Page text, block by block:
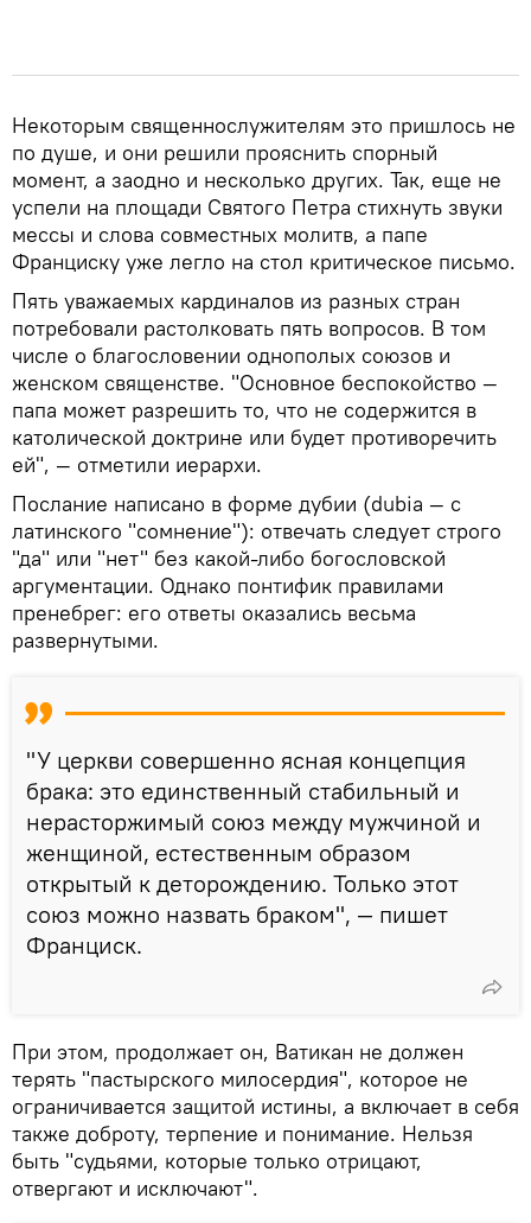
Некоторым священнослужителям это пришлось не
по душе, и они решили прояснить спорный
момент, а заодно и несколько других. Так, еще не
успели на площади Святого Петра стихнуть звуки
мессы и слова совместных молитв, а папе
Франциску уже легло на стол критическое письмо.
Пять уважаемых кардиналов из разных стран
потребовали растолковать пять вопросов. В том
числе о благословении однополых союзов и
женском священстве. "Основное беспокойство —
папа может разрешить то, что не содержится в
католической доктрине или будет противоречить
ей", — отметили иерархи.
Послание написано в форме дубии (dubia — с
латинского "сомнение"): отвечать следует строго
"да" или "нет" без какой-либо богословской
аргументации. Однако понтифик правилами
пренебрег: его ответы оказались весьма
развернутыми.
"У церкви совершенно ясная концепция
брака: это единственный стабильный и
нерасторжимый союз между мужчиной и
женщиной, естественным образом
открытый к деторождению. Только этот
союз можно назвать браком", — пишет
Франциск.
При этом, продолжает он, Ватикан не должен
терять "пастырского милосердия", которое не
ограничивается защитой истины, а включает в себя
также доброту, терпение и понимание. Нельзя
быть "судьями, которые только отрицают,
отвергают и исключают".